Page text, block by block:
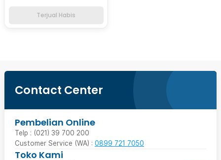
Terjual Habis
Contact Center
Pembelian Online
Telp : (021) 39 700 200
Customer Service (WA) : 0899 721 7050
Toko Kami